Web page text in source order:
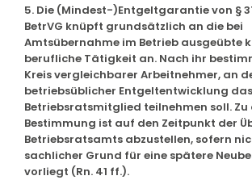
5. Die (Mindest-)Entgeltgarantie von §
BetrVG knüpft grundsätzlich an die bei
Amtsübernahme im Betrieb ausgeübte
berufliche Tätigkeit an. Nach ihr
Kreis vergleichbarer Arbeitnehmer, an
betriebsüblicher Entgeltentwicklung das
Betriebsratsmitglied teilnehmen soll. Zu
Bestimmung ist auf den Zeitpunkt der
Betriebsratsamts abzustellen, sofern
sachlicher Grund für eine spätere
vorliegt (Rn. 41 ff.).